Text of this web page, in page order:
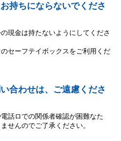
持ちにならないでくださ
現金は持たないようにしてくださ
セーフテイボックスをご利用くだ
合わせは、ご遠慮くださ
話ロでの関係者確認が困難なた
せんのでご了承ください。